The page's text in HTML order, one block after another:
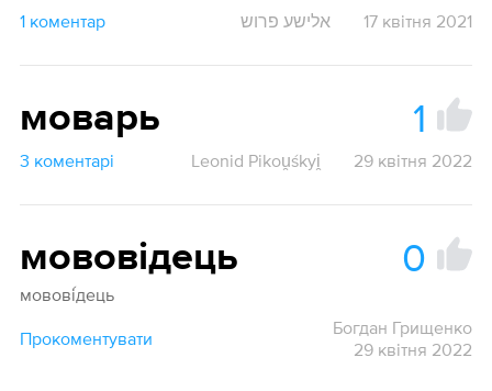
1 коментар
אלישע פרוש 17 квітня 2021
моварь 1
3 коментарі Leonid Pikou̯śkyi̯ 29 квітня 2022
мововідець 0
мовові́дець
Прокоментувати
Богдан Грищенко
29 квітня 2022